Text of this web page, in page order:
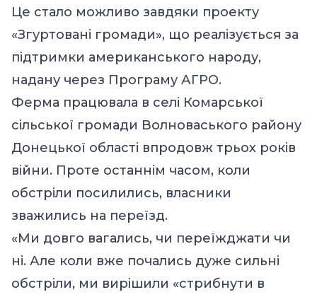
Це стало можливо завдяки проекту
«Згуртовані громади», що реалізується за
підтримки американського народу,
надану через Програму АГРО.
Ферма працювала в селі Комарської
сільської громади Волноваського району
Донецької області впродовж трьох років
війни. Проте останнім часом, коли
обстріли посилились, власники
зважились на переїзд.
«Ми довго вагались, чи переїжджати чи
ні. Але коли вже почались дуже сильні
обстріли, ми вирішили «стрибнути в